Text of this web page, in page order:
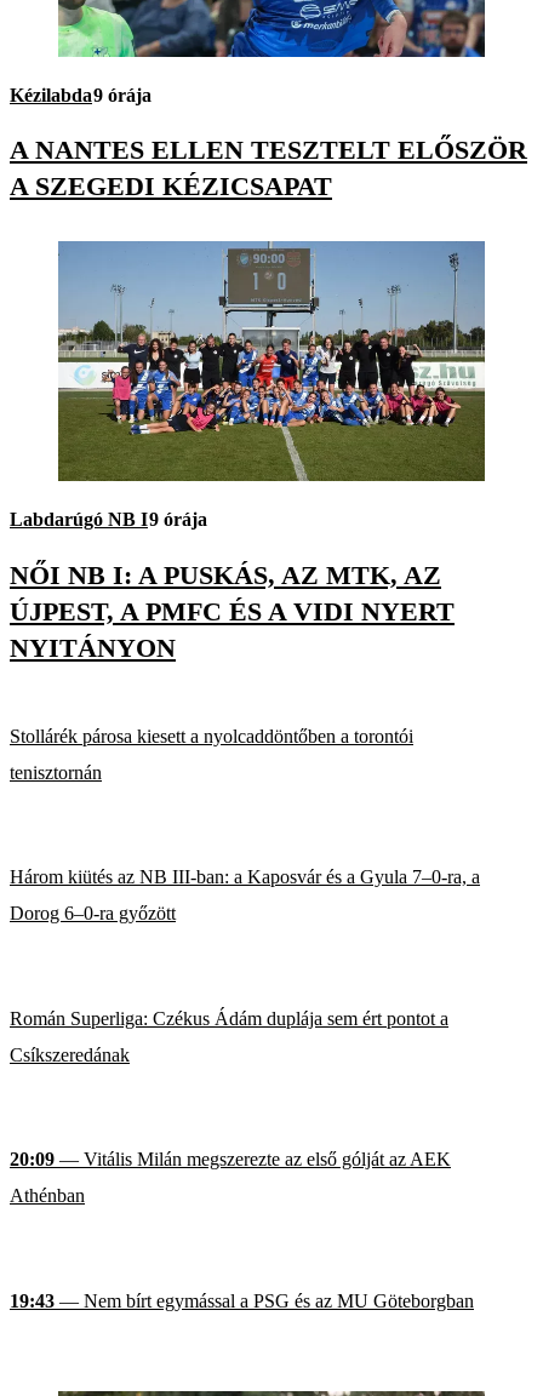
Kézilabda9 órája
A NANTES ELLEN TESZTELT ELŐSZÖR
A SZEGEDI KÉZICSAPAT
Labdarúgó NB I9 órája
NŐI NB I: A PUSKÁS, AZ MTK, AZ
ÚJPEST, A PMFC ÉS A VIDI NYERT
NYITÁNYON
Stollárék párosa kiesett a nyolcaddöntőben a torontói
tenisztornán
Három kiütés az NB III-ban: a Kaposvár és a Gyula 7–0-ra, a
Dorog 6–0-ra győzött
Román Superliga: Czékus Ádám duplája sem ért pontot a
Csíkszeredának
20:09 — Vitális Milán megszerezte az első gólját az AEK
Athénban
19:43 — Nem bírt egymással a PSG és az MU Göteborgban